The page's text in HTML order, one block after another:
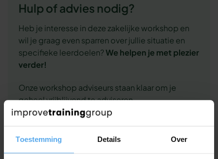
Toestemming Details Over
Hulp of advies nodig?
Heb je interesse in deze zakelijke workshop en
wil je graag even sparren over jullie situatie en
specifieke leerdoelen?We helpen je met plezier
verder!
Onze workshop adviseurs staan klaar om je
geheel vrijblijvend te adviseren.
Contact opnemen
Offerte aanvragen